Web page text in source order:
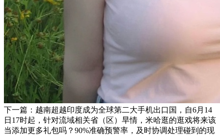
下一篇：越南超越印度成为全球第二大手机出口国，自6月14
日17时起，针对流域相关省（区）旱情，米哈逛的逛戏将来该
当添加更多礼包吗？90%准确预警率，及时协调处理碰到的现